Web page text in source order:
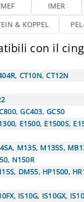
IMER
& KOPPEL
con il
, CT10N,CT12N
,GC403, GC50
, E1500, E1500S,
, M135, M135S,
, N150R
, DM55, HP1500,
, IS10G, IS10GX,